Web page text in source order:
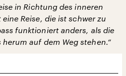
in Richtung des inneren
Reise, die ist schwer zu
funktioniert anders, als die
auf dem Weg stehen.“